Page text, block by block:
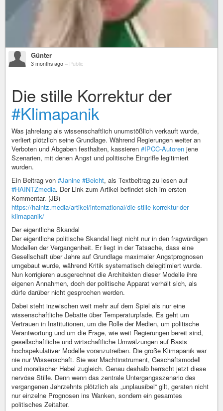
Günter
3 months ago – Public
Die stille Korrektur der
#Klimapanik
Was jahrelang als wissenschaftlich unumstößlich verkauft wurde,
verliert plötzlich seine Grundlage. Während Regierungen weiter an
Verboten und Abgaben festhalten, kassieren #IPCC-Autoren jene
Szenarien, mit denen Angst und politische Eingriffe legitimiert
wurden.
Ein Beitrag von #Janine #Beicht, als Textbeitrag zu lesen auf
#HAINTZmedia. Der Link zum Artikel befindet sich im ersten
Kommentar. (JB)
https://haintz.media/artikel/international/die-stille-korrektur-der-
klimapanik/
Der eigentliche Skandal
Der eigentliche politische Skandal liegt nicht nur in den fragwürdigen
Modellen der Vergangenheit. Er liegt in der Tatsache, dass eine
Gesellschaft über Jahre auf Grundlage maximaler Angstprognosen
umgebaut wurde, während Kritik systematisch delegitimiert wurde.
Nun korrigieren ausgerechnet die Architekten dieser Modelle ihre
eigenen Annahmen, doch der politische Apparat verhält sich, als
dürfe darüber nicht gesprochen werden.
Dabei steht inzwischen weit mehr auf dem Spiel als nur eine
wissenschaftliche Debatte über Temperaturpfade. Es geht um
Vertrauen in Institutionen, um die Rolle der Medien, um politische
Verantwortung und um die Frage, wie weit Regierungen bereit sind,
gesellschaftliche und wirtschaftliche Umwälzungen auf Basis
hochspekulativer Modelle voranzutreiben. Die große Klimapanik war
nie nur Wissenschaft. Sie war Machtinstrument, Geschäftsmodell
und moralischer Hebel zugleich. Genau deshalb herrscht jetzt diese
nervöse Stille. Denn wenn das zentrale Untergangsszenario des
vergangenen Jahrzehnts plötzlich als „unplausibel“ gilt, geraten nicht
nur einzelne Prognosen ins Wanken, sondern ein gesamtes
politisches Zeitalter.